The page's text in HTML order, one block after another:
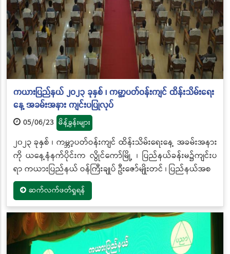
ကယားပြည်နယ် ၂၀၂၃ ခုနှစ် ၊ ကမ္ဘာ့ပတ်ဝန်းကျင် ထိန်းသိမ်းရေး
နေ့ အခမ်းအနား ကျင်းပပြုလုပ်
05/06/23 မိန့်ခွန်းများ
၂၀၂၃ ခုနှစ် ၊ ကမ္ဘာ့ပတ်ဝန်းကျင် ထိန်းသိမ်းရေးနေ့ အခမ်းအနား
ကို ယနေ့နံနက်ပိုင်းက လွိုင်ကော်မြို့ ၊ ပြည်နယ်ခန်းမ၌ကျင်းပ
ရာ ကယားပြည်နယ် ဝန်ကြီးချုပ် ဦးဇော်မျိုးတင် ၊ ပြည်နယ်အစ
ဆက်လက်ဖတ်ရှုရန်